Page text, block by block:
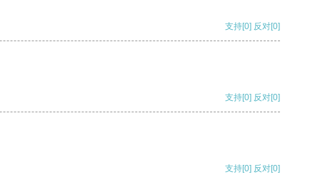
支持[0] 反对[0]
支持[0] 反对[0]
支持[0] 反对[0]